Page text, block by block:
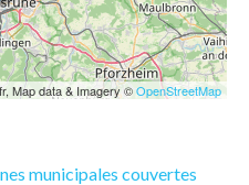
Map data & Imagery ©OpenStreetMap
municipales couvertes